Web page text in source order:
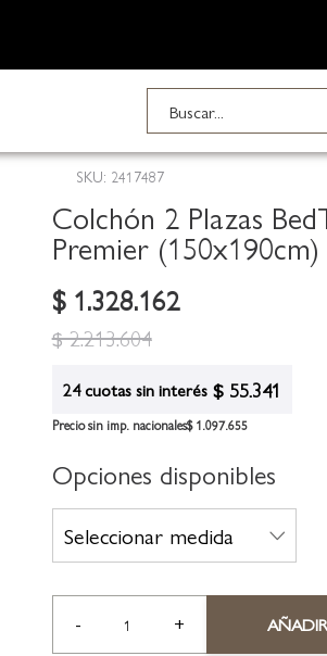
Buscar
SKU: 2417487
Colchón 2 Plazas
Premier (150x190cm)
$ 2.213.604
$ 1.328.162
24 cuotas sin interés $ 55.341
Precio sin imp. nacionales$ 1.097.655
Opciones disponibles
- +